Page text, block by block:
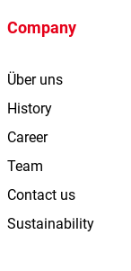
Company
Über uns
History
Career
Team
Contact us
Sustainability